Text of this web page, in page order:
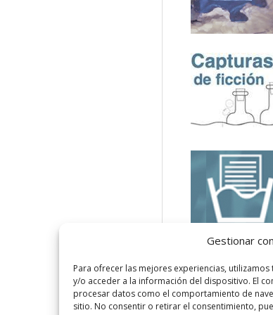
Gestionar
Para ofrecer las mejores experiencias,
y/o acceder a la información del dispositivo. El
procesar datos como el comportamiento de
sitio. No consentir o retirar el consentimiento,